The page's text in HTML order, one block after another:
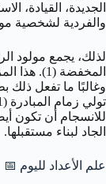
الجديدة، القيادة،
والفردية لشخصية
وغالبًا ما تفعل ذلك
للانسجام أن تكون
الجاد لبناء مستقبلها.
علم الأعداد لليوم 📅